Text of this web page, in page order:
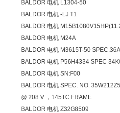
BALDOR 电机 L1304-50
BALDOR 电机 -LJ T1
BALDOR 电机
BALDOR 电机 M24A
BALDOR 电机 M3615T-50
BALDOR 电机 P56H4334 SPEC
BALDOR 电机 SN:F00
BALDOR 电机 SPEC. NO.
@ 208 V ，145TC FRAME
BALDOR 电机 Z32G8509